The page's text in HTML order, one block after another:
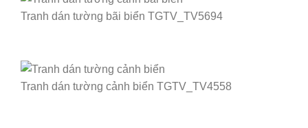
Tranh dán tường bãi biển TGTV_TV5694
Tranh dán tường cảnh biển TGTV_TV4558